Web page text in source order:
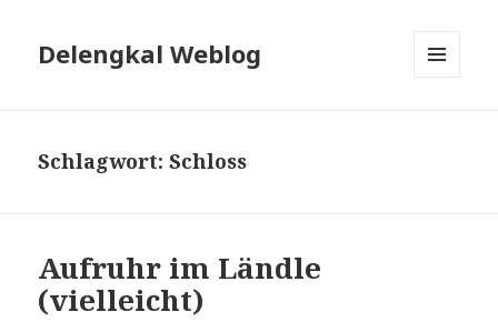
Delengkal Weblog
Schlagwort:Schloss
Aufruhr im Ländle
(vielleicht)